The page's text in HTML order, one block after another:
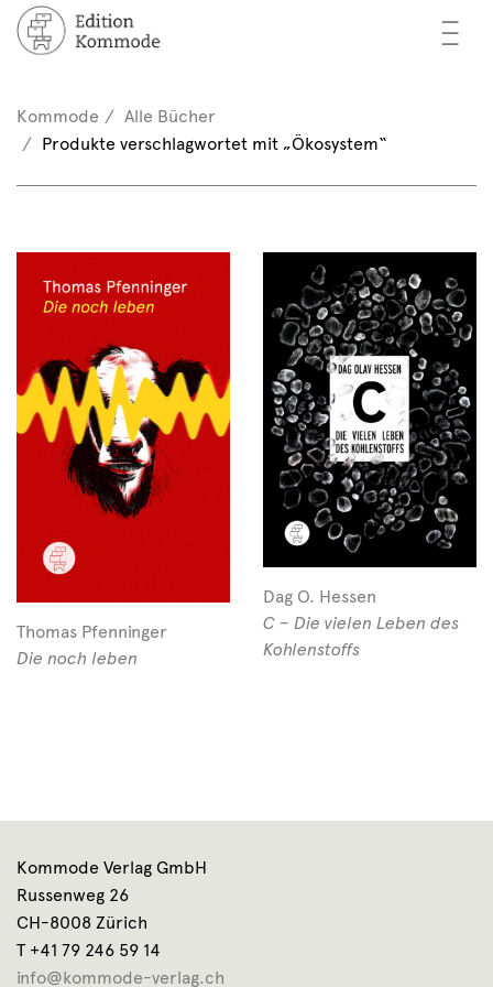
—
—
—
/ Registrieren
(0)
Kommode
Alle Bücher
Produkte verschlagwortet mit „Ökosystem“
Thomas Pfenninger
Die noch leben
Dag O. Hessen
C – Die vielen Leben des
Kohlenstoffs
Kommode Verlag GmbH
Russenweg 26
CH-8008 Zürich
T +41 79 246 59 14
info@kommode-verlag.ch